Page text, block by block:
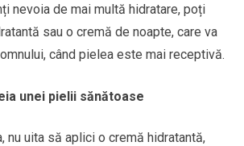
nevoia de mai multă hidratare, poți
sau o cremă de noapte, care va
când pielea este mai receptivă.
unei pielii sănătoase
nu uita să aplici o cremă hidratantă,